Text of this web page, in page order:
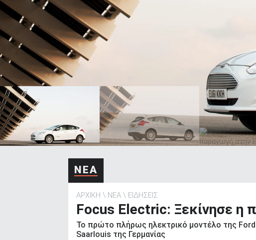
ΑΝΑΖΗΤΗΣΗ
Επιχειρήσεις
ΑΝΑΖΗΤΗΣΗ
ΝΕΑ
ΑΡΧΙΚΗ ΝΕΑ ΕΙΔΗΣΕΙΣ
Focus Electric: Ξεκίνησε η
Το πρώτο πλήρως ηλεκτρικό μοντέλο της
Saarlouis της Γερμανίας